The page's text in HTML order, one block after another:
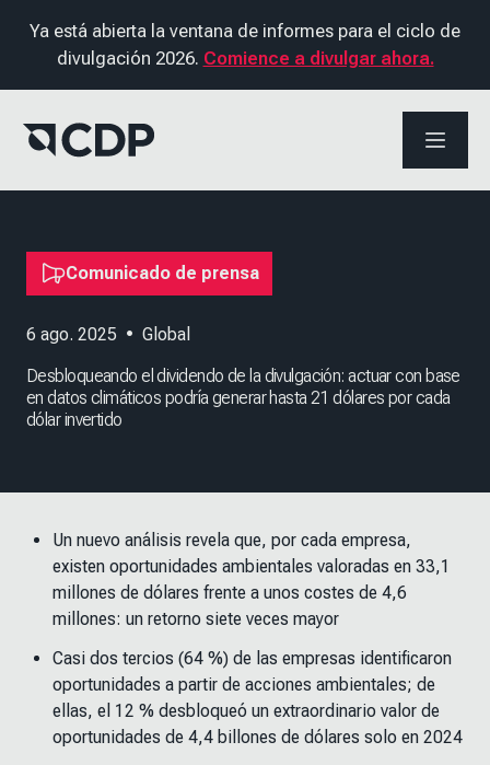
Ya está abierta la ventana de informes para el ciclo de
divulgación 2026. Comience a divulgar ahora.
ABRIR
Comunicado de prensa
6 ago. 2025 • Global
Desbloqueando el dividendo de la divulgación: actuar con base
en datos climáticos podría generar hasta 21 dólares por cada
dólar invertido
Un nuevo análisis revela que, por cada empresa,
existen oportunidades ambientales valoradas en 33,1
millones de dólares frente a unos costes de 4,6
millones: un retorno siete veces mayor
Casi dos tercios (64 %) de las empresas identificaron
oportunidades a partir de acciones ambientales; de
ellas, el 12 % desbloqueó un extraordinario valor de
oportunidades de 4,4 billones de dólares solo en 2024